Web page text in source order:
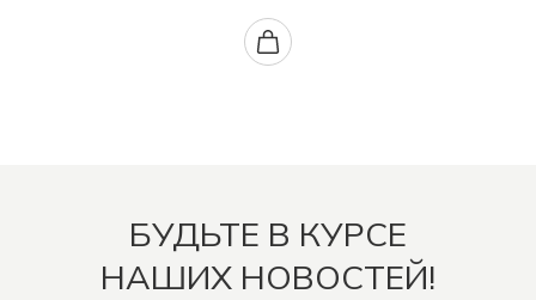
БУДЬТЕ В КУРСЕ
НАШИХ НОВОСТЕЙ!